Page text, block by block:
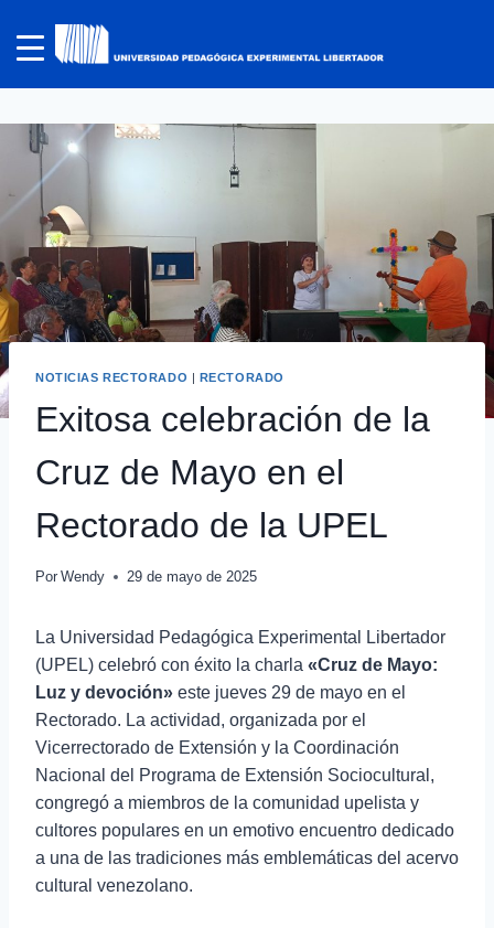
NOTICIAS RECTORADO | RECTORADO
Exitosa celebración de la
Cruz de Mayo en el
Rectorado de la UPEL
Por Wendy 29 de mayo de 2025
La Universidad Pedagógica Experimental Libertador
(UPEL) celebró con éxito la charla «Cruz de Mayo:
Luz y devoción» este jueves 29 de mayo en el
Rectorado. La actividad, organizada por el
Vicerrectorado de Extensión y la Coordinación
Nacional del Programa de Extensión Sociocultural,
congregó a miembros de la comunidad upelista y
cultores populares en un emotivo encuentro dedicado
a una de las tradiciones más emblemáticas del acervo
cultural venezolano.